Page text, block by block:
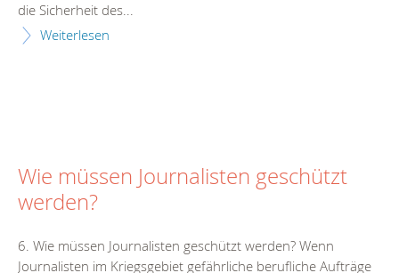
die Sicherheit des...
Weiterlesen
Wie müssen Journalisten geschützt
werden?
6. Wie müssen Journalisten geschützt werden? Wenn
Journalisten im Kriegsgebiet gefährliche berufliche Aufträge